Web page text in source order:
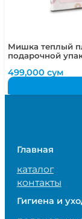
Мишка теплый
подарочной
499,000сум
Главная
каталог
контакты
Гигиена и